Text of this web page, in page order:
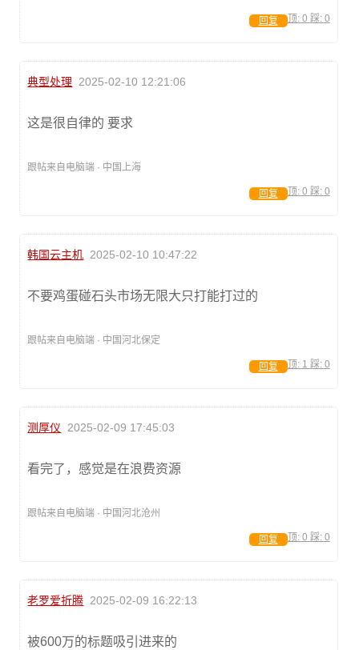
顶: 0 踩: 0
回复
典型处理 2025-02-10 12:21:06
这是很自律的 要求
跟帖来自电脑端 · 中国上海
顶: 0 踩: 0
回复
韩国云主机 2025-02-10 10:47:22
不要鸡蛋碰石头市场无限大只打能打过的
跟帖来自电脑端 · 中国河北保定
顶: 1 踩: 0
回复
测厚仪 2025-02-09 17:45:03
看完了，感觉是在浪费资源
跟帖来自电脑端 · 中国河北沧州
顶: 0 踩: 0
回复
老罗爱折腾 2025-02-09 16:22:13
被600万的标题吸引进来的